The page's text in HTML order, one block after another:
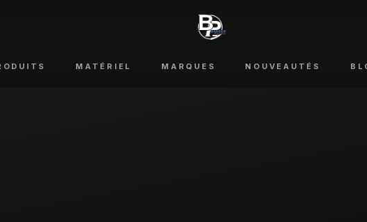
MATÉRIEL MARQUES NOUVEAUTÉS